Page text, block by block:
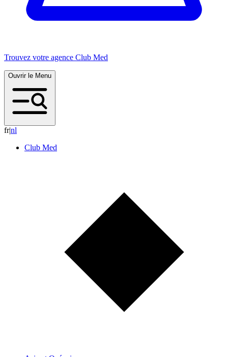
Trouvez votre agence Club Med
Ouvrir le Menu
fr|nl
Club Med